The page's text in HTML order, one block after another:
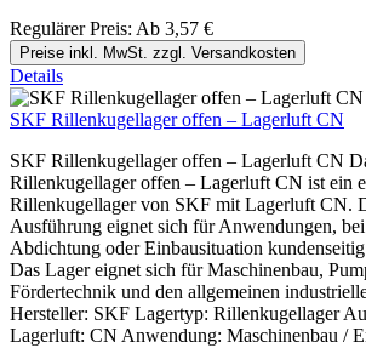
Regulärer Preis: Ab 3,57 €
Preise inkl. MwSt. zzgl. Versandkosten
Details
SKF Rillenkugellager offen – Lagerluft CN
SKF Rillenkugellager offen – Lagerluft CN
Rillenkugellager offen – Lagerluft CN ist ein
Rillenkugellager von SKF mit Lagerluft CN.
Ausführung eignet sich für Anwendungen,
Abdichtung oder Einbausituation
Das Lager eignet sich für Maschinenbau,
Fördertechnik und den allgemeinen
Hersteller: SKF Lagertyp: Rillenkugellager
Lagerluft: CN Anwendung: Maschinenbau /